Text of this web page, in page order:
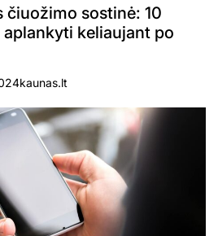
čiuožimo sostinė: 10
keliaujant po